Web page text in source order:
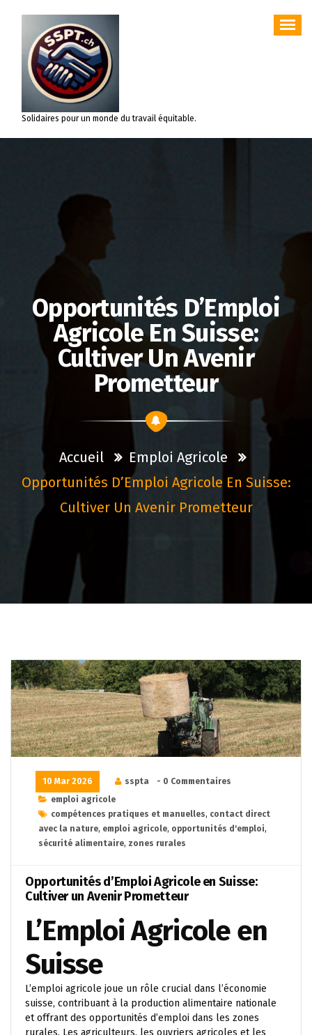
contenu
Solidaires pour un monde du travail équitable.
Opportunités D’Emploi
Agricole En Suisse:
Cultiver Un Avenir
Prometteur
Accueil
Emploi Agricole
Opportunités D’Emploi Agricole En Suisse:
Cultiver Un Avenir Prometteur
10 Mar 2026 sspta
- 0 Commentaires
emploi agricole
compétences pratiques et manuelles, contact direct
avec la nature, emploi agricole, opportunités d'emploi,
sécurité alimentaire, zones rurales
Opportunités d’Emploi Agricole en Suisse:
Cultiver un Avenir Prometteur
L’Emploi Agricole en
Suisse
L’emploi agricole joue un rôle crucial dans l’économie
suisse, contribuant à la production alimentaire nationale
et offrant des opportunités d’emploi dans les zones
rurales. Les agriculteurs, les ouvriers agricoles et les